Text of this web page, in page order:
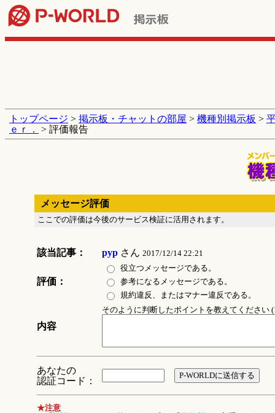
トップページ > 掲示板・チャットの部屋 > 機種別掲示板 >
ｅｒ．
> 評価報告
メッセージ評価
ここでの評価は今後のサービス検証に活用されます。
該当記事： pypさん 2017/12/14 22:21
評価：
役立つメッセージである。
参考になるメッセージである。
規約違反、またはマナー違反である。
内容
そのように判断したポイントを教えてください
あなたの
認証コード：
★注意